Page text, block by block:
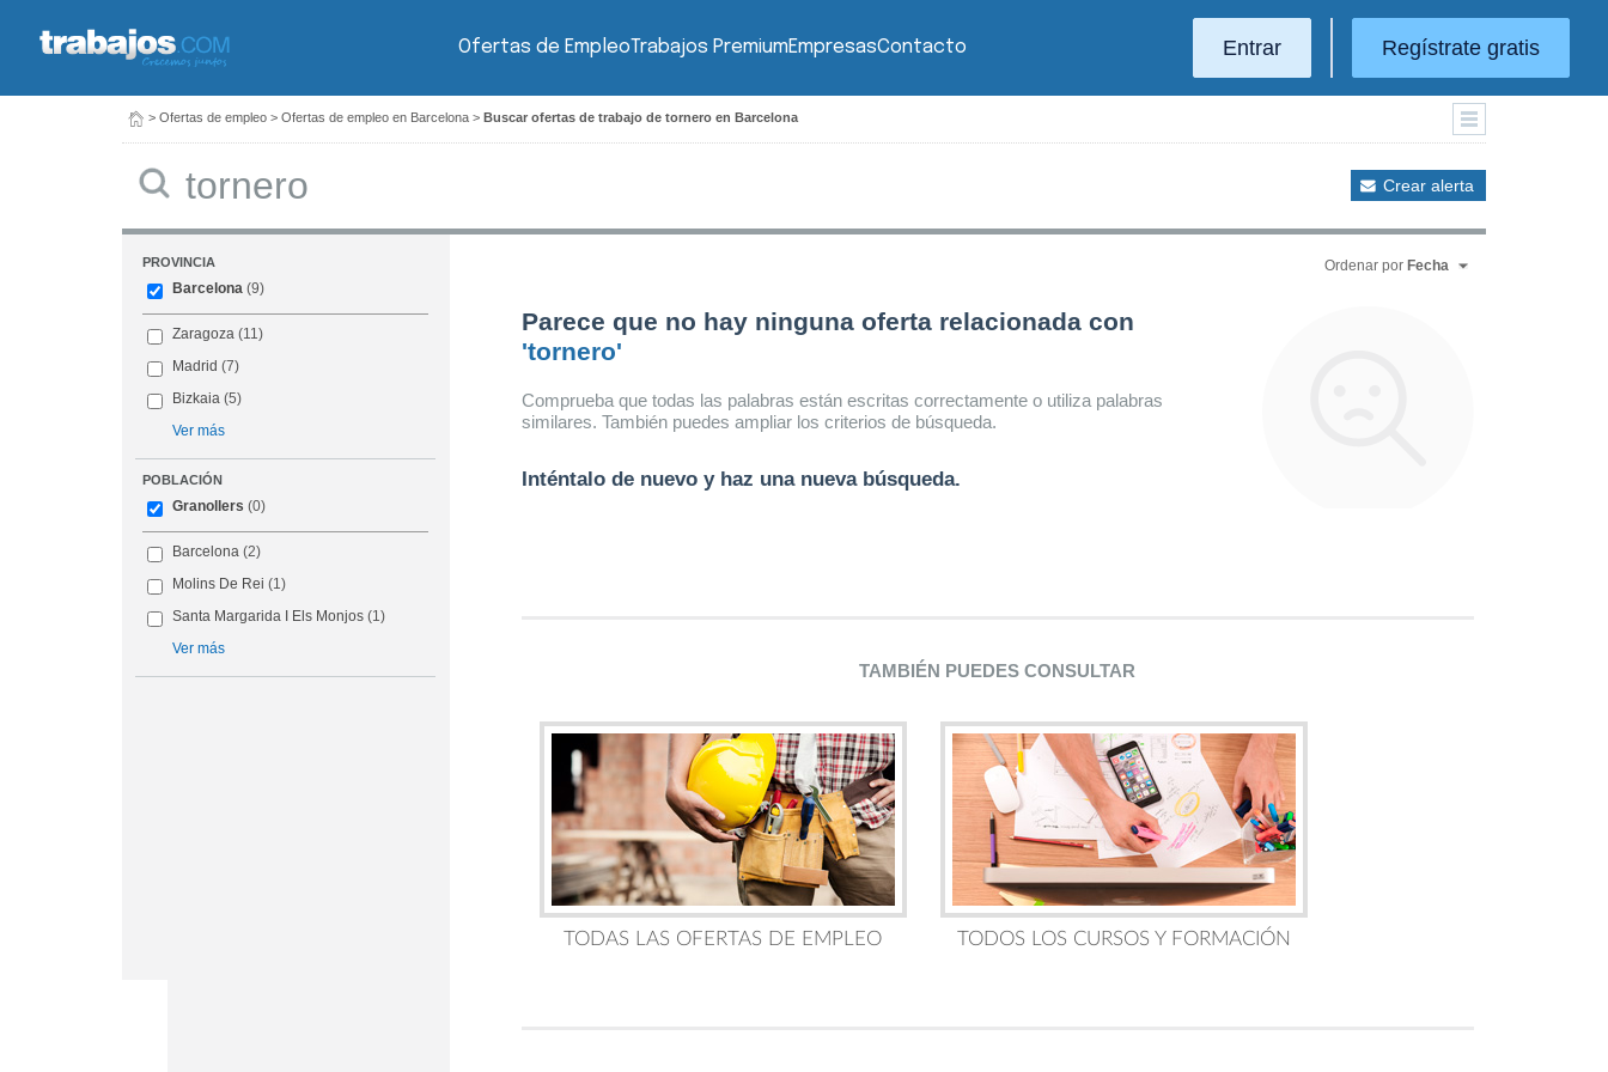
Ofertas de EmpleoTrabajos PremiumEmpresasContacto Entrar Regístrate gratis
> Ofertas de empleo > Ofertas de empleo en Barcelona > Buscar ofertas de trabajo de tornero en Barcelona
Crear alerta
PROVINCIA
Barcelona (9)
Zaragoza (11)
Madrid (7)
Bizkaia (5)
Ver más
POBLACIÓN
Granollers (0)
Barcelona (2)
Molins De Rei (1)
Santa Margarida I Els Monjos (1)
Ver más
Ordenar por Fecha
Parece que no hay ninguna oferta relacionada con
'tornero'
Comprueba que todas las palabras están escritas correctamente o utiliza palabras
similares. También puedes ampliar los criterios de búsqueda.
Inténtalo de nuevo y haz una nueva búsqueda.
TAMBIÉN PUEDES CONSULTAR
TODAS LAS OFERTAS DE EMPLEO TODOS LOS CURSOS Y FORMACIÓN